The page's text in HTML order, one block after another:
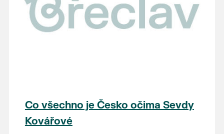
Co všechno je Česko očima Sevdy
Kovářové